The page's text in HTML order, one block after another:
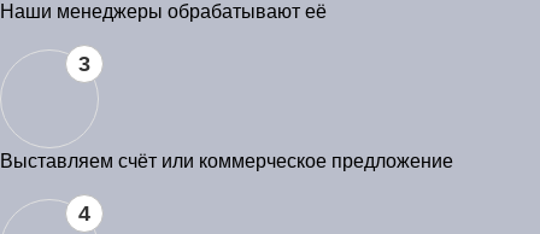
Наши менеджеры обрабатывают её
3
Выставляем счёт или коммерческое предложение
4